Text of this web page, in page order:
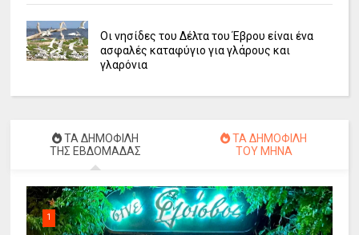
Οι νησίδες του Δέλτα του Έβρου είναι ένα
ασφαλές καταφύγιο για γλάρους και
γλαρόνια
ΤΑ ΔΗΜΟΦΙΛΗ
ΤΗΣ ΕΒΔΟΜΑΔΑΣ
ΤΑ ΔΗΜΟΦΙΛΗ
ΤΟΥ ΜΗΝΑ
1